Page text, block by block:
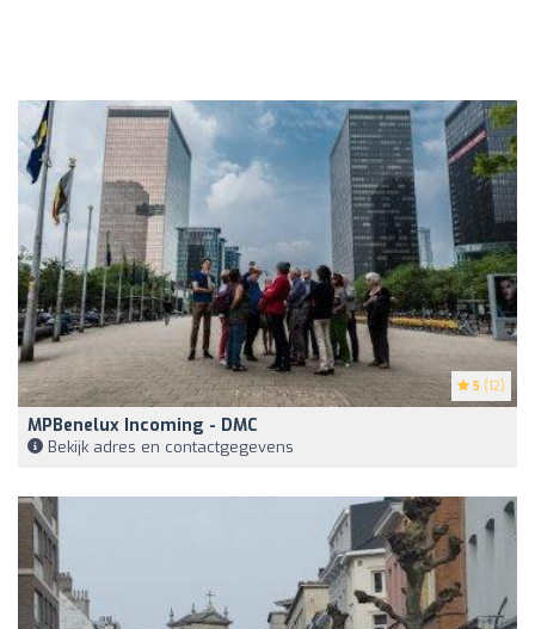
5 (12)
MPBenelux Incoming - DMC
Bekijk adres en contactgegevens